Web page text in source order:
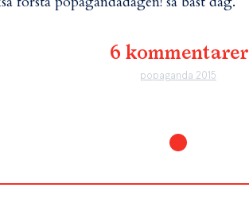
6 kommentarer
popaganda 2015